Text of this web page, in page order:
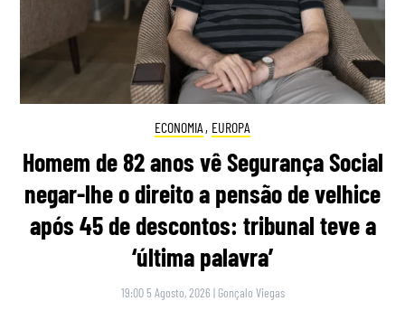
ECONOMIA , EUROPA
Homem de 82 anos vê Segurança Social
negar-lhe o direito a pensão de velhice
após 45 de descontos: tribunal teve a
‘última palavra’
19:00 5 Agosto, 2026 | Gonçalo Viegas